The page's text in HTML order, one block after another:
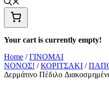
Your cart is currently empty!
Home /ΓΙΝΟΜΑΙ
ΝΟΝΟΣ! /ΚΟΡΙΤΣΑΚΙ /
Δερμάτινο Πέδιλο